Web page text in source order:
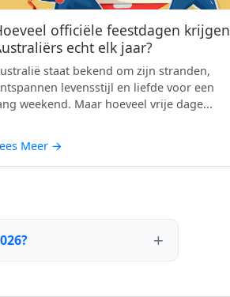
officiële feestdagen krijgen
echt elk jaar?
staat bekend om zijn stranden,
levensstijl en liefde voor een
weekend. Maar hoeveel vrije dage...
Meer →